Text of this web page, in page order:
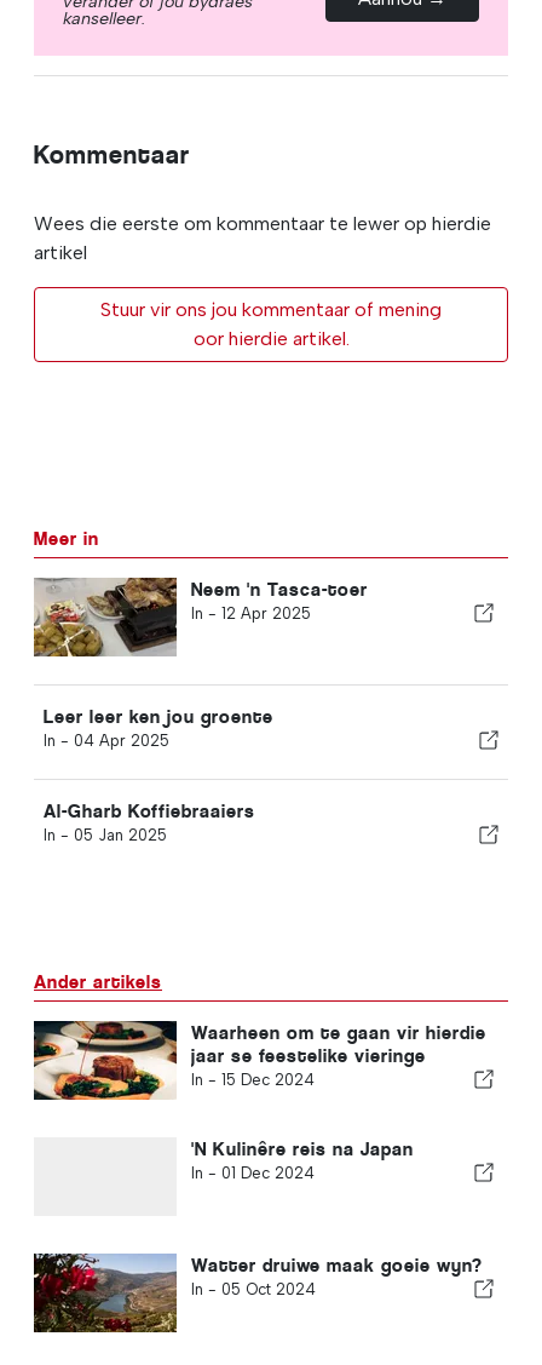
kanselleer.
Kommentaar
Wees die eerste om kommentaar te lewer op hierdie
artikel
Stuur vir ons jou kommentaar of mening
oor hierdie artikel.
Meer in
Neem 'n Tasca-toer
In - 12 Apr 2025
Leer leer ken jou groente
In - 04 Apr 2025
Al-Gharb Koffiebraaiers
In - 05 Jan 2025
Ander artikels
Waarheen om te gaan vir hierdie
jaar se feestelike vieringe
In - 15 Dec 2024
'N Kulinêre reis na Japan
In - 01 Dec 2024
Watter druiwe maak goeie wyn?
In - 05 Oct 2024